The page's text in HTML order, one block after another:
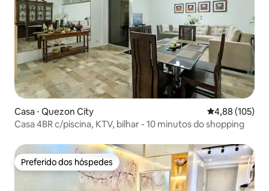
Casa ⋅ Quezon City 4,88 de uma
4,88 (105)
Casa 4BR c/piscina, KTV, bilhar - 10 minutos do shopping
Preferido dos hóspedes
Preferido dos hóspedes